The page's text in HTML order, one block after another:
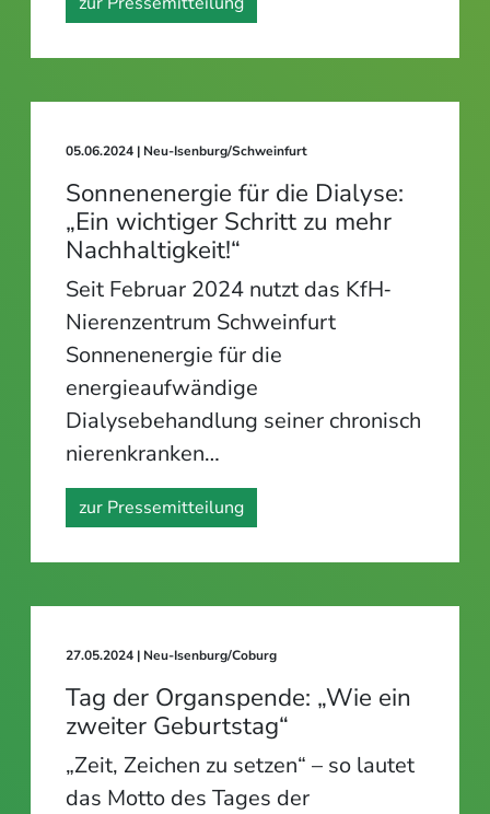
05.06.2024 | Neu-Isenburg/Schweinfurt
Sonnenenergie für die Dialyse:
„Ein wichtiger Schritt zu mehr
Nachhaltigkeit!“
Seit Februar 2024 nutzt das KfH‐
Nierenzentrum Schweinfurt
Sonnenenergie für die
energieaufwändige
Dialysebehandlung seiner chronisch
nierenkranken…
zur Pressemitteilung
27.05.2024 | Neu-Isenburg/Coburg
Tag der Organspende: „Wie ein
zweiter Geburtstag“
„Zeit, Zeichen zu setzen“ – so lautet
das Motto des Tages der